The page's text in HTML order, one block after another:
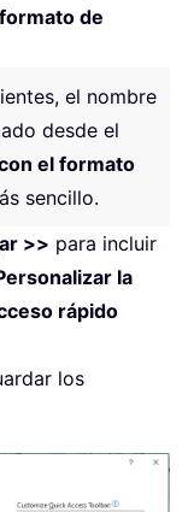
de
el nombre
desde el
el formato
sencillo.
>> para incluir
la
rápido
los